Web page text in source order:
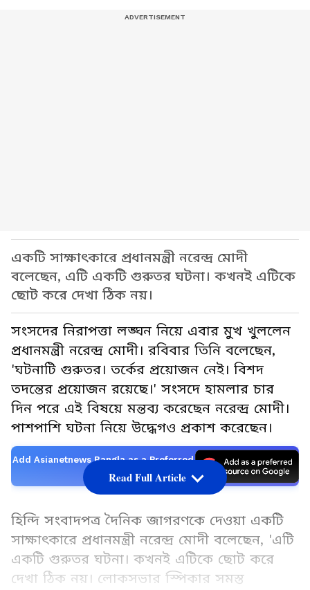
একটি সাক্ষাৎকারে প্রধানমন্ত্রী নরেন্দ্র মোদী
বলেছেন, এটি একটি গুরুতর ঘটনা। কখনই এটিকে
ছোট করে দেখা ঠিক নয়।
সংসদের নিরাপত্তা লঙ্ঘন নিয়ে এবার মুখ খুললেন
প্রধানমন্ত্রী নরেন্দ্র মোদী। রবিবার তিনি বলেছেন,
'ঘটনাটি গুরুতর। তর্কের প্রয়োজন নেই। বিশদ
তদন্তের প্রয়োজন রয়েছে।' সংসদে হামলার চার
দিন পরে এই বিষয়ে মন্তব্য করেছেন নরেন্দ্র মোদী।
পাশপাশি ঘটনা নিয়ে উদ্ধেগও প্রকাশ করেছেন।
Add Asianetnews Bangla as a Preferred
Source
হিন্দি সংবাদপত্র দৈনিক জাগরণকে দেওয়া একটি
সাক্ষাৎকারে প্রধানমন্ত্রী নরেন্দ্র মোদী বলেছেন, 'এটি
একটি গুরুতর ঘটনা। কখনই এটিকে ছোট করে
দেখা ঠিক নয়। লোকসভার স্পিকার সমস্ত
Read Full Article